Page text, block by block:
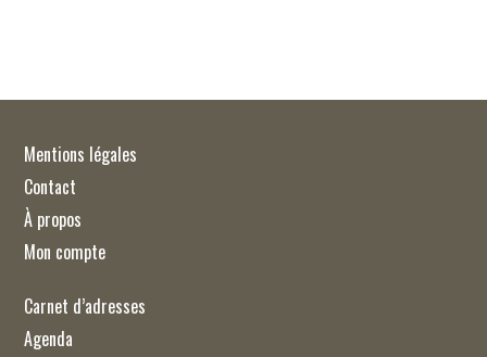
Mentions légales
Contact
À propos
Mon compte
Carnet d’adresses
Agenda